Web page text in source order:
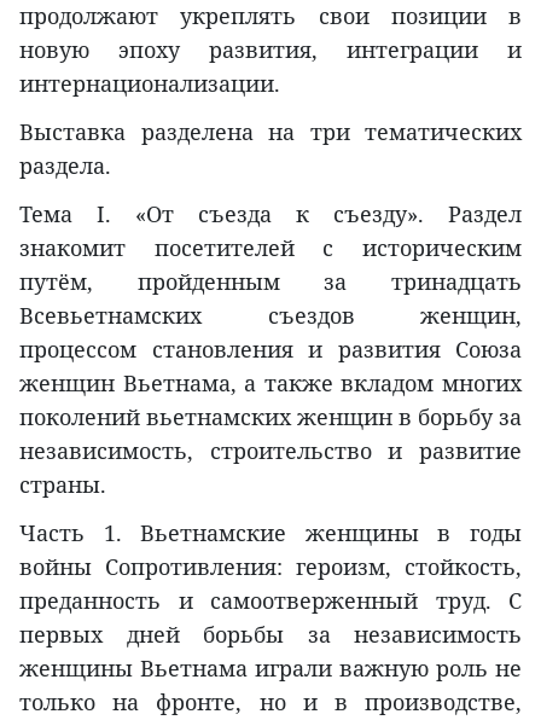
продолжают укреплять свои позиции в
новую эпоху развития, интеграции и
интернационализации.
Выставка разделена на три тематических
раздела.
Тема I. «От съезда к съезду». Раздел
знакомит посетителей с историческим
путём, пройденным за тринадцать
Всевьетнамских съездов женщин,
процессом становления и развития Союза
женщин Вьетнама, а также вкладом многих
поколений вьетнамских женщин в борьбу за
независимость, строительство и развитие
страны.
Часть 1. Вьетнамские женщины в годы
войны Сопротивления: героизм, стойкость,
преданность и самоотверженный труд. С
первых дней борьбы за независимость
женщины Вьетнама играли важную роль не
только на фронте, но и в производстве,